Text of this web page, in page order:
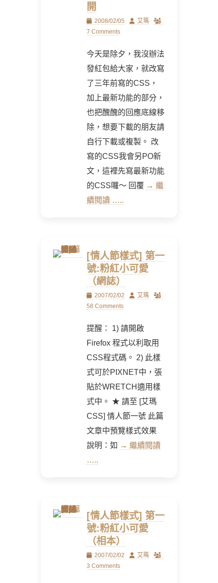
開
Posted
on
2008/02/05 Author
艾瑪
7 Comments
今天是除夕，我沒辦法
發紅包給大家，就改寫
了三年前寫的CSS，
加上最新功能的部分，
也把醜醜的回應底線移
除，想要下載的朋友請
自行下載或複製。 改
寫的CSS我會另PO新
文，這裡先寫最新功能
的CSS囉～ 回覆 → 繼
續閱讀 …..
[情人節樣式] 第一
號:粉紅小可愛
（網誌）
Posted
on
2007/02/02 Author
艾瑪
58 Comments
提醒： 1) 請開啟
Firefox 程式以利取用
CSS程式碼。 2) 此樣
式可於PIXNET中，張
貼於WRETCH適用樣
式中。 ★ 請至 [艾瑪
CSS] 情人節一號 此篇
文章中預覽樣式效果
說明：如 → 繼續閱讀
…..
[情人節樣式] 第一
號:粉紅小可愛
（相本）
Posted
on
2007/02/02 Author
艾瑪
3 Comments